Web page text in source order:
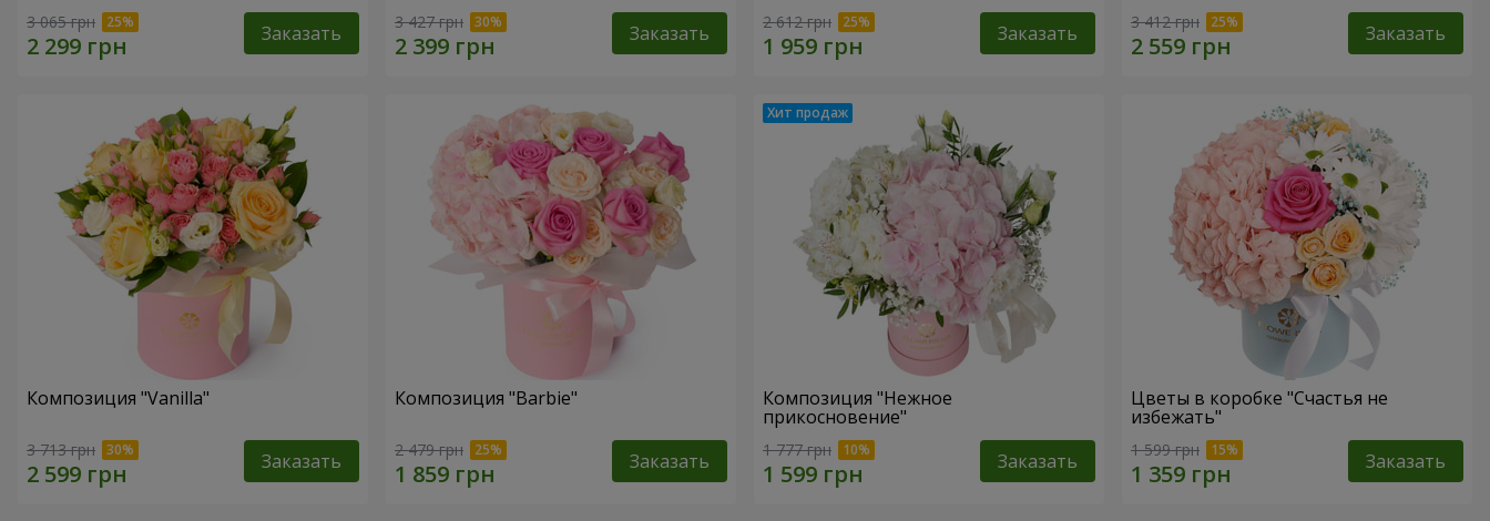
3 065 грн Заказать 3 427 грн Заказать 2 612 грн Заказать 3 412 грн Заказать
Композиция "Vanilla"
3 713 грн Заказать
Композиция "Barbie"
2 479 грн Заказать
Композиция "Нежное
прикосновение"
1 777 грн Заказать
Цветы в коробке "Счастья не
избежать"
1 599 грн Заказать